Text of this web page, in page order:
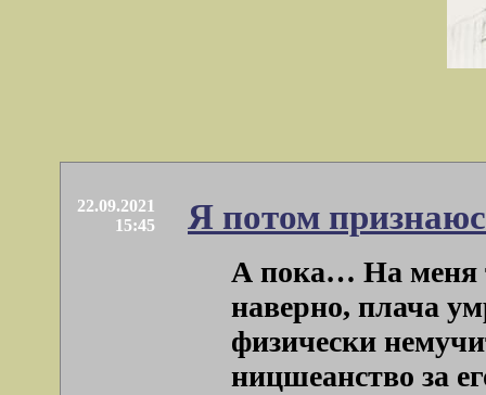
22.09.2021
15:45
Я потом
А пока… На меня
наверно, плача
физически
ницшеанство за